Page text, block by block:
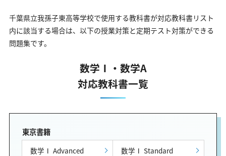
千葉県立我孫子東高等学校で使用する教科書が対応教科書リスト
内に該当する場合は、以下の授業対策と定期テスト対策ができる
問題集です。
数学Ⅰ・数学A
対応教科書一覧
東京書籍
数学Ⅰ Advanced
数学Ⅰ Standard